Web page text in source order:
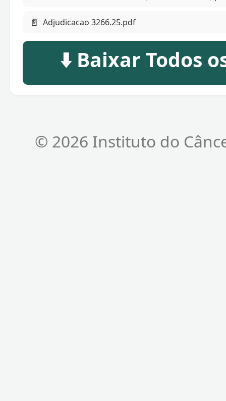
📄 Adjudicacao 3266.25.pdf
⬇️ Baixar Todos
© 2026 Instituto do